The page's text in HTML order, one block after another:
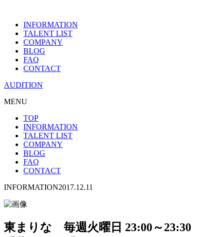
INFORMATION
TALENT LIST
COMPANY
BLOG
FAQ
CONTACT
AUDITION
MENU
TOP
INFORMATION
TALENT LIST
COMPANY
BLOG
FAQ
CONTACT
INFORMATION2017.12.11
東まりな 毎週火曜日 23:00～23:30